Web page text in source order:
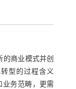
商业模式并创
型的过程含义
业务范畴，更需